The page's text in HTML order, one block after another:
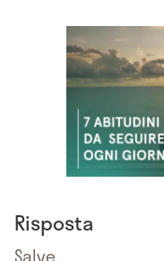
Risposta
Salve,